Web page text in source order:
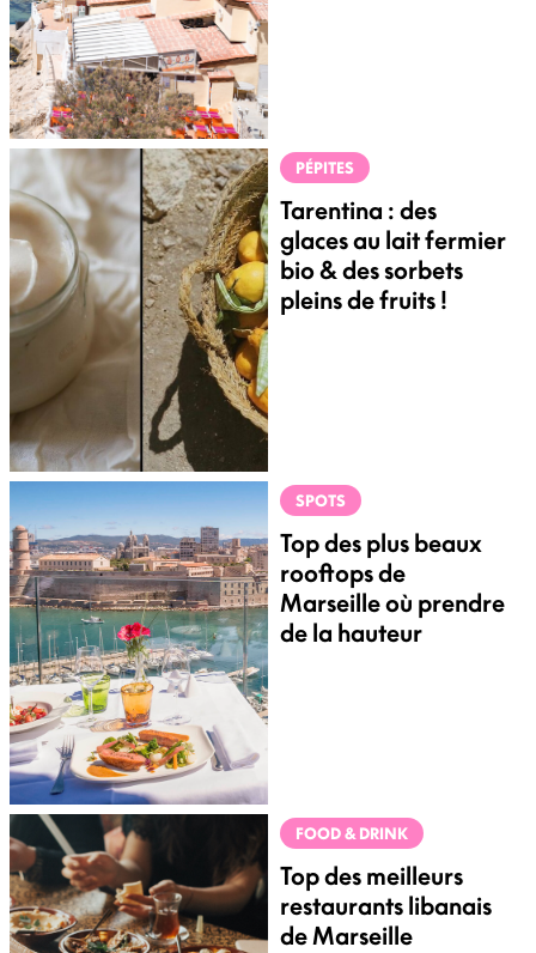
PÉPITES
Tarentina : des
glaces au lait fermier
bio & des sorbets
pleins de fruits !
SPOTS
Top des plus beaux
rooftops de
Marseille où prendre
de la hauteur
FOOD & DRINK
Top des meilleurs
restaurants libanais
de Marseille